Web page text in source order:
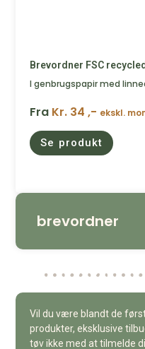
Brevordner FSC
I genbrugspapir med
Fra Kr. 34 ,- ekskl.
Se produkt
brevordner
Vil du være blandt de
produkter, eksklusive
tøv ikke med at tilmelde